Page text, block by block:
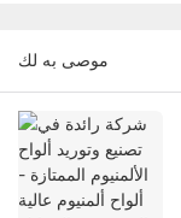
موصى به لك